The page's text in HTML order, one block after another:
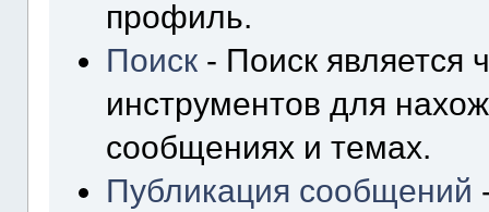
профиль.
Поиск- Поиск является
инструментов для
сообщениях и темах.
Публикация сообщений